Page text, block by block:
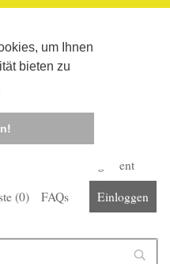
um Ihnen
bieten zu
Corona-Management
(0) FAQs Einloggen